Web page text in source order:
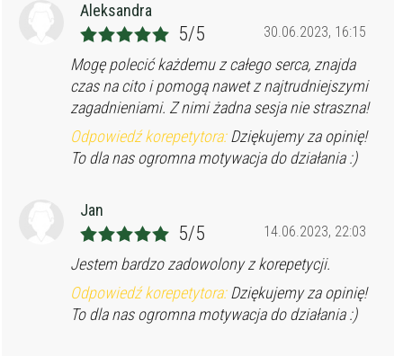
Aleksandra
30.06.2023, 16:15
5/5
Mogę polecić każdemu z całego serca, znajda
czas na cito i pomogą nawet z najtrudniejszymi
zagadnieniami. Z nimi żadna sesja nie straszna!
Odpowiedź korepetytora:Dziękujemy za opinię!
To dla nas ogromna motywacja do działania :)
Jan
14.06.2023, 22:03
5/5
Jestem bardzo zadowolony z korepetycji.
Odpowiedź korepetytora:Dziękujemy za opinię!
To dla nas ogromna motywacja do działania :)